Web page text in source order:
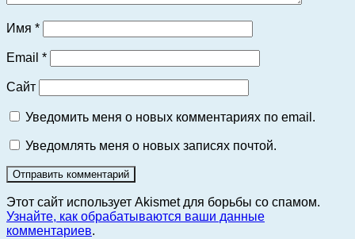
Имя *
Email *
Сайт
Уведомить меня о новых комментариях по email.
Уведомлять меня о новых записях почтой.
Этот сайт использует Akismet для борьбы со спамом.
Узнайте, как обрабатываются ваши данные
комментариев.